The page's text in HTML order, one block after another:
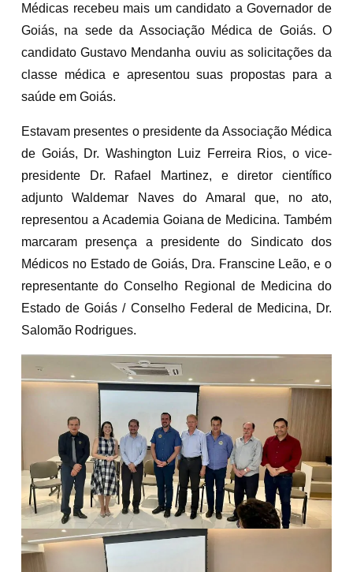
Médicas recebeu mais um candidato a Governador de
Goiás, na sede da Associação Médica de Goiás. O
candidato Gustavo Mendanha ouviu as solicitações da
classe médica e apresentou suas propostas para a
saúde em Goiás.
Estavam presentes o presidente da Associação Médica
de Goiás, Dr. Washington Luiz Ferreira Rios, o vice-
presidente Dr. Rafael Martinez, e diretor científico
adjunto Waldemar Naves do Amaral que, no ato,
representou a Academia Goiana de Medicina. Também
marcaram presença a presidente do Sindicato dos
Médicos no Estado de Goiás, Dra. Franscine Leão, e o
representante do Conselho Regional de Medicina do
Estado de Goiás / Conselho Federal de Medicina, Dr.
Salomão Rodrigues.